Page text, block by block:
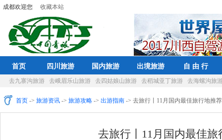
成都欢迎您 收藏本站
首页 四川旅游 国内旅游 出境旅游 自 由 行
去九寨沟旅游 去峨眉乐山旅游 去四姑娘山旅游 去稻城亚丁旅游 去海螺沟旅
首页 -> 旅游资讯 -> 旅游攻略 -> 出游指南 -> 去旅行丨11月国内最佳旅行地推荐
去旅行丨11月国内最佳旅